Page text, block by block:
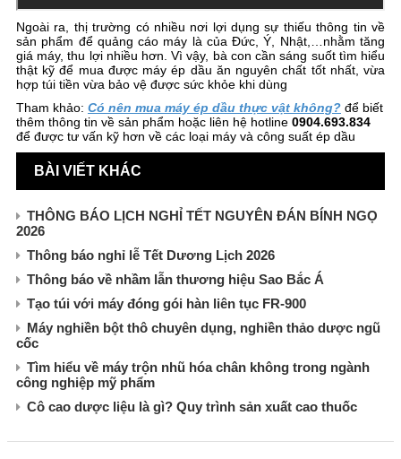
Ngoài ra, thị trường có nhiều nơi lợi dụng sự thiếu thông tin về
sản phẩm để quảng cáo máy là của Đức, Ý, Nhật,…nhằm tăng
giá máy, thu lợi nhiều hơn. Vì vậy, bà con cần sáng suốt tìm hiểu
thật kỹ để mua được máy ép dầu ăn nguyên chất tốt nhất, vừa
hợp túi tiền vừa bảo vệ được sức khỏe khi dùng
Tham khảo: Có nên mua máy ép dầu thực vật không? để biết
thêm thông tin về sản phẩm hoặc liên hệ hotline 0904.693.834
để được tư vấn kỹ hơn về các loại máy và công suất ép dầu
BÀI VIẾT KHÁC
THÔNG BÁO LỊCH NGHỈ TẾT NGUYÊN ĐÁN BÍNH NGỌ
2026
Thông báo nghỉ lễ Tết Dương Lịch 2026
Thông báo về nhầm lẫn thương hiệu Sao Bắc Á
Tạo túi với máy đóng gói hàn liên tục FR-900
Máy nghiền bột thô chuyên dụng, nghiền thảo dược ngũ
cốc
Tìm hiểu về máy trộn nhũ hóa chân không trong ngành
công nghiệp mỹ phẩm
Cô cao dược liệu là gì? Quy trình sản xuất cao thuốc